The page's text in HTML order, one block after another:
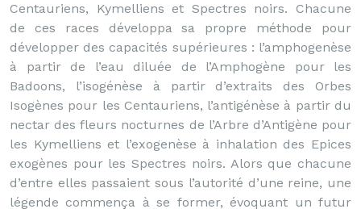
Centauriens, Kymelliens et Spectres noirs. Chacune
de ces races développa sa propre méthode pour
développer des capacités supérieures : l’amphogenèse
à partir de l’eau diluée de l’Amphogène pour les
Badoons, l’isogénèse à partir d’extraits des Orbes
Isogènes pour les Centauriens, l’antigénèse à partir du
nectar des fleurs nocturnes de l’Arbre d’Antigène pour
les Kymelliens et l’exogenèse à inhalation des Epices
exogènes pour les Spectres noirs. Alors que chacune
d’entre elles passaient sous l’autorité d’une reine, une
légende commença à se former, évoquant un futur